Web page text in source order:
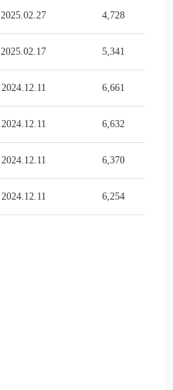
2025.02.27 4,728
2025.02.17 5,341
2024.12.11 6,661
2024.12.11 6,632
2024.12.11 6,370
2024.12.11 6,254